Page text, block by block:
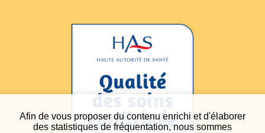
Afin de vous proposer du contenu enrichi et d'élaborer
des statistiques de fréquentation, nous sommes